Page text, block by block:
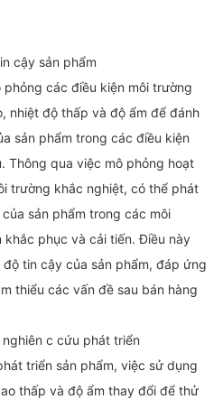
cậy sản phẩm‌
các điều kiện môi trường
nhiệt độ thấp và độ ẩm để đánh
sản phẩm trong các điều kiện
Thông qua việc mô phỏng hoạt
trường khắc nghiệt, có thể phát
sản phẩm trong các môi
phục và cải tiến. Điều này
tin cậy của sản phẩm, đáp ứng
thiểu các vấn đề sau bán hàng
c cứu phát triển‌
triển sản phẩm, việc sử dụng
thấp và độ ẩm thay đổi để thử